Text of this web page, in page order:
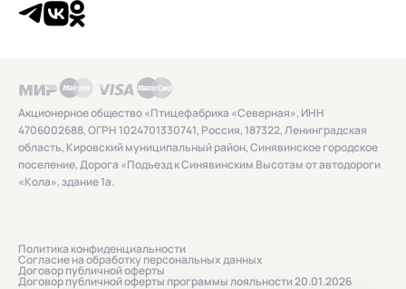
Политика конфиденциальности
Согласие на обработку персональных данных
Договор публичной оферты
Договор публичной оферты программы лояльности 20.01.2026
Акционерное общество «Птицефабрика «Северная», ИНН
4706002688, ОГРН 1024701330741, Россия, 187322, Ленинградская
область, Кировский муниципальный район, Синявинское городское
поселение, Дорога «Подъезд к Синявинским Высотам от автодороги
«Кола», здание 1а.